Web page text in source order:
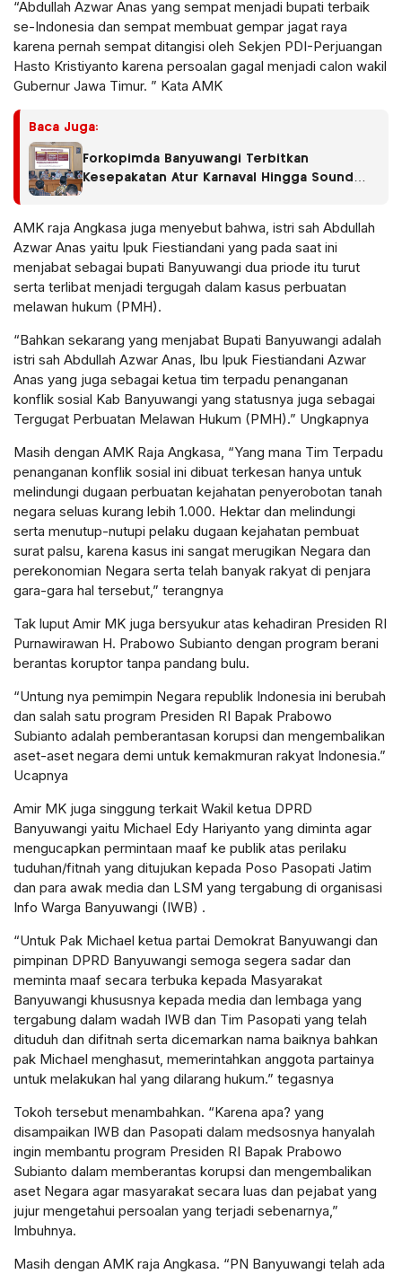
“Abdullah Azwar Anas yang sempat menjadi bupati terbaik
se-Indonesia dan sempat membuat gempar jagat raya
karena pernah sempat ditangisi oleh Sekjen PDI-Perjuangan
Hasto Kristiyanto karena persoalan gagal menjadi calon wakil
Gubernur Jawa Timur. ” Kata AMK
Baca Juga:
Forkopimda Banyuwangi Terbitkan
Kesepakatan Atur Karnaval Hingga Sound
AMK raja Angkasa juga menyebut bahwa, istri sah Abdullah
Azwar Anas yaitu Ipuk Fiestiandani yang pada saat ini
menjabat sebagai bupati Banyuwangi dua priode itu turut
serta terlibat menjadi tergugah dalam kasus perbuatan
melawan hukum (PMH).
“Bahkan sekarang yang menjabat Bupati Banyuwangi adalah
istri sah Abdullah Azwar Anas, Ibu Ipuk Fiestiandani Azwar
Anas yang juga sebagai ketua tim terpadu penanganan
konflik sosial Kab Banyuwangi yang statusnya juga sebagai
Tergugat Perbuatan Melawan Hukum (PMH).” Ungkapnya
Masih dengan AMK Raja Angkasa, “Yang mana Tim Terpadu
penanganan konflik sosial ini dibuat terkesan hanya untuk
melindungi dugaan perbuatan kejahatan penyerobotan tanah
negara seluas kurang lebih 1.000. Hektar dan melindungi
serta menutup-nutupi pelaku dugaan kejahatan pembuat
surat palsu, karena kasus ini sangat merugikan Negara dan
perekonomian Negara serta telah banyak rakyat di penjara
gara-gara hal tersebut,” terangnya
Tak luput Amir MK juga bersyukur atas kehadiran Presiden RI
Purnawirawan H. Prabowo Subianto dengan program berani
berantas koruptor tanpa pandang bulu.
“Untung nya pemimpin Negara republik Indonesia ini berubah
dan salah satu program Presiden RI Bapak Prabowo
Subianto adalah pemberantasan korupsi dan mengembalikan
aset-aset negara demi untuk kemakmuran rakyat Indonesia.”
Ucapnya
Amir MK juga singgung terkait Wakil ketua DPRD
Banyuwangi yaitu Michael Edy Hariyanto yang diminta agar
mengucapkan permintaan maaf ke publik atas perilaku
tuduhan/fitnah yang ditujukan kepada Poso Pasopati Jatim
dan para awak media dan LSM yang tergabung di organisasi
Info Warga Banyuwangi (IWB) .
“Untuk Pak Michael ketua partai Demokrat Banyuwangi dan
pimpinan DPRD Banyuwangi semoga segera sadar dan
meminta maaf secara terbuka kepada Masyarakat
Banyuwangi khususnya kepada media dan lembaga yang
tergabung dalam wadah IWB dan Tim Pasopati yang telah
dituduh dan difitnah serta dicemarkan nama baiknya bahkan
pak Michael menghasut, memerintahkan anggota partainya
untuk melakukan hal yang dilarang hukum.” tegasnya
Tokoh tersebut menambahkan. “Karena apa? yang
disampaikan IWB dan Pasopati dalam medsosnya hanyalah
ingin membantu program Presiden RI Bapak Prabowo
Subianto dalam memberantas korupsi dan mengembalikan
aset Negara agar masyarakat secara luas dan pejabat yang
jujur mengetahui persoalan yang terjadi sebenarnya,”
Imbuhnya.
Masih dengan AMK raja Angkasa. “PN Banyuwangi telah ada